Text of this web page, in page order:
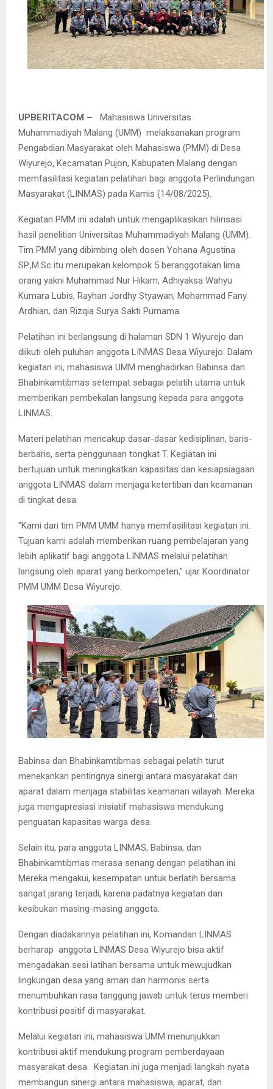
UPBERITACOM –
Mahasiswa Universitas
Muhammadiyah Malang (UMM) melaksanakan program
Pengabdian Masyarakat oleh Mahasiswa (PMM) di Desa
Wiyurejo, Kecamatan Pujon, Kabupaten Malang dengan
memfasilitasi kegiatan pelatihan bagi anggota Perlindungan
Masyarakat (LINMAS) pada Kamis (14/08/2025).
Kegiatan PMM ini adalah untuk mengaplikasikan hilirisasi
hasil penelitian Universitas Muhammadiyah Malang (UMM).
Tim PMM yang dibimbing oleh dosen Yohana Agustina
SP.,M.Sc itu merupakan kelompok 5 beranggotakan lima
orang yakni Muhammad Nur Hikam, Adhiyaksa Wahyu
Kumara Lubis, Rayhan Jordhy Styawan, Mohammad Fany
Ardhian, dan Rizqia Surya Sakti Purnama.
Pelatihan ini berlangsung di halaman SDN 1 Wiyurejo dan
diikuti oleh puluhan anggota LINMAS Desa Wiyurejo. Dalam
kegiatan ini, mahasiswa UMM menghadirkan Babinsa dan
Bhabinkamtibmas setempat sebagai pelatih utama untuk
memberikan pembekalan langsung kepada para anggota
LINMAS.
Materi pelatihan mencakup dasar-dasar kedisiplinan, baris-
berbaris, serta penggunaan tongkat T. Kegiatan ini
bertujuan untuk meningkatkan kapasitas dan kesiapsiagaan
anggota LINMAS dalam menjaga ketertiban dan keamanan
di tingkat desa.
“Kami dari tim PMM UMM hanya memfasilitasi kegiatan ini.
Tujuan kami adalah memberikan ruang pembelajaran yang
lebih aplikatif bagi anggota LINMAS melalui pelatihan
langsung oleh aparat yang berkompeten,” ujar Koordinator
PMM UMM Desa Wiyurejo.
Babinsa dan Bhabinkamtibmas sebagai pelatih turut
menekankan pentingnya sinergi antara masyarakat dan
aparat dalam menjaga stabilitas keamanan wilayah. Mereka
juga mengapresiasi inisiatif mahasiswa mendukung
penguatan kapasitas warga desa.
Selain itu, para anggota LINMAS, Babinsa, dan
Bhabinkamtibmas merasa senang dengan pelatihan ini.
Mereka mengakui, kesempatan untuk berlatih bersama
sangat jarang terjadi, karena padatnya kegiatan dan
kesibukan masing-masing anggota.
Dengan diadakannya pelatihan ini, Komandan LINMAS
berharap anggota LINMAS Desa Wiyurejo bisa aktif
mengadakan sesi latihan bersama untuk mewujudkan
lingkungan desa yang aman dan harmonis serta
menumbuhkan rasa tanggung jawab untuk terus memberi
kontribusi positif di masyarakat.
Melalui kegiatan ini, mahasiswa UMM menunjukkan
kontribusi aktif mendukung program pemberdayaan
masyarakat desa. Kegiatan ini juga menjadi langkah nyata
membangun sinergi antara mahasiswa, aparat, dan